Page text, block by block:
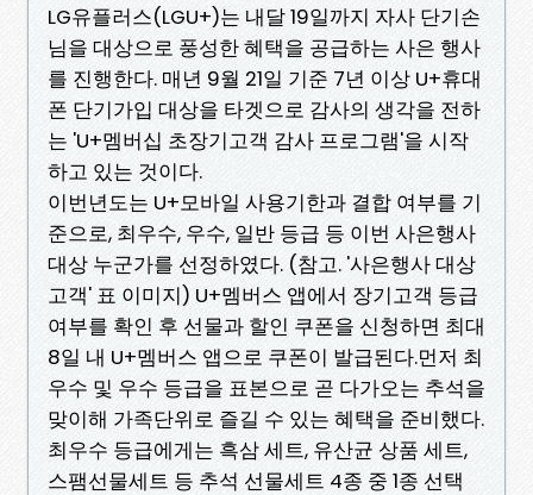
LG유플러스(LGU+)는 내달 19일까지 자사 단기손
님을 대상으로 풍성한 혜택을 공급하는 사은 행사
를 진행한다. 매년 9월 21일 기준 7년 이상 U+휴대
폰 단기가입 대상을 타겟으로 감사의 생각을 전하
는 'U+멤버십 초장기고객 감사 프로그램'을 시작
하고 있는 것이다.
이번년도는 U+모바일 사용기한과 결합 여부를 기
준으로, 최우수, 우수, 일반 등급 등 이번 사은행사
대상 누군가를 선정하였다. (참고. '사은행사 대상
고객' 표 이미지) U+멤버스 앱에서 장기고객 등급
여부를 확인 후 선물과 할인 쿠폰을 신청하면 최대
8일 내 U+멤버스 앱으로 쿠폰이 발급된다.먼저 최
우수 및 우수 등급을 표본으로 곧 다가오는 추석을
맞이해 가족단위로 즐길 수 있는 혜택을 준비했다.
최우수 등급에게는 흑삼 세트, 유산균 상품 세트,
스팸선물세트 등 추석 선물세트 4종 중 1종 선택